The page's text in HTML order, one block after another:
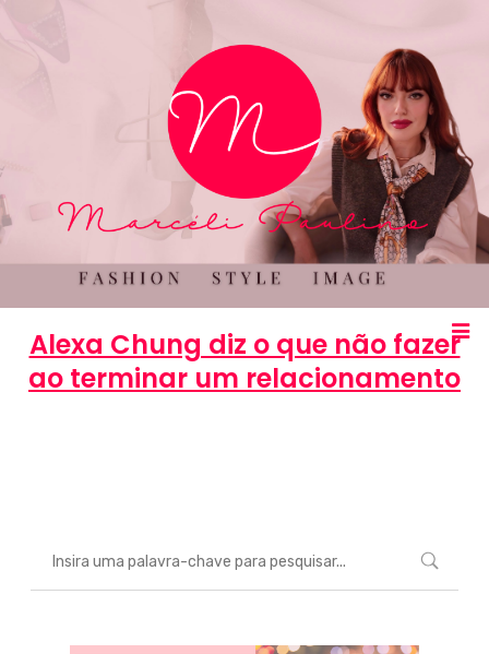
Alexa Chung diz o que não fazer
ao terminar um relacionamento